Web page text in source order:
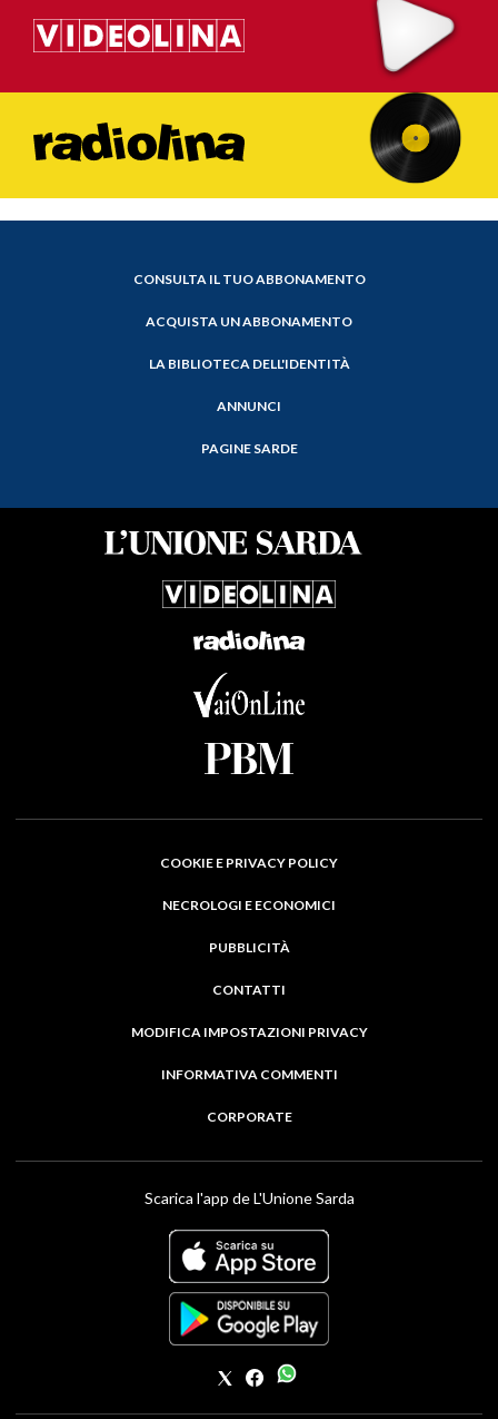
CONSULTA IL TUO ABBONAMENTO
ACQUISTA UN ABBONAMENTO
LA BIBLIOTECA DELL'IDENTITÀ
ANNUNCI
PAGINE SARDE
COOKIE E PRIVACY POLICY
NECROLOGI E ECONOMICI
PUBBLICITÀ
CONTATTI
MODIFICA IMPOSTAZIONI PRIVACY
INFORMATIVA COMMENTI
CORPORATE
Scarica l'app de L'Unione Sarda